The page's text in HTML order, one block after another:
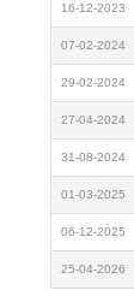
16-12-2023
07-02-2024
29-02-2024
27-04-2024
31-08-2024
01-03-2025
06-12-2025
25-04-2026